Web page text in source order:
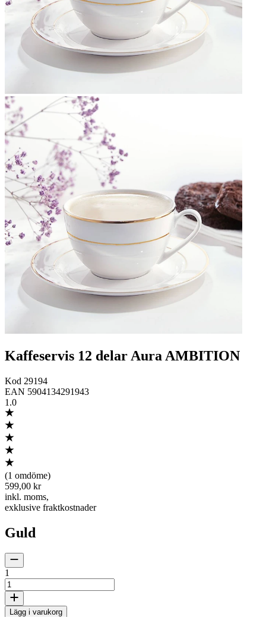
Kaffeservis 12 delar Aura AMBITION
Kod 29194
EAN 5904134291943
1.0
(1 omdöme)
599,00 kr
inkl. moms,
exklusive fraktkostnader
Guld
1
Lägg i varukorg